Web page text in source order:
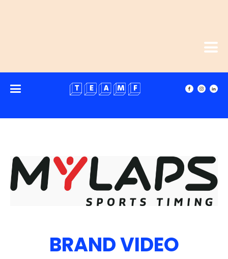
BRAND VIDEO